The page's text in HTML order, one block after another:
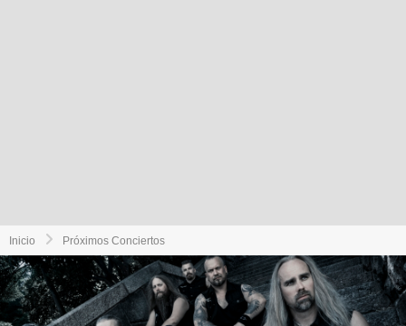
Inicio Próximos Conciertos